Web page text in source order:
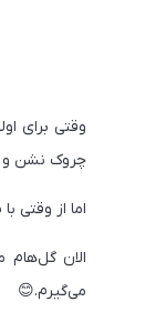
وقتی برای
چروک نشن و
اما از وقتی با
الان
می‌گیرم.😊